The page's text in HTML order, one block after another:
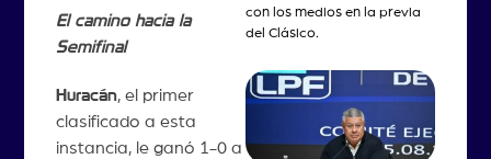
El camino hacia la
Semifinal
Huracán, el primer
clasificado a esta
instancia, le ganó 1-0 a
con los medios en la previa
del Clásico.